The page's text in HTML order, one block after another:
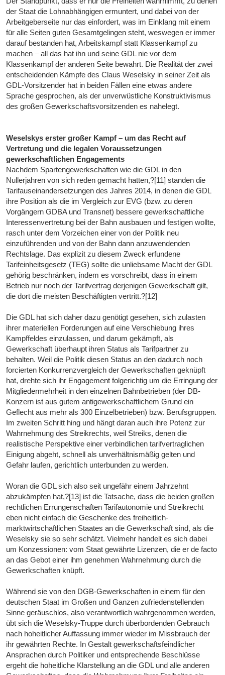
der Staat die Lohnabhängigen ermuntert, und dabei von der
Arbeitgeberseite nur das einfordert, was im Einklang mit einem
für alle Seiten guten Gesamtgelingen steht, weswegen er immer
darauf bestanden hat, Arbeitskampf statt Klassenkampf zu
machen – all das hat ihn und seine GDL nie vor dem
Klassenkampf der anderen Seite bewahrt. Die Realität der zwei
entscheidenden Kämpfe des Claus Weselsky in seiner Zeit als
GDL-Vorsitzender hat in beiden Fällen eine etwas andere
Sprache gesprochen, als der unverwüstliche Konstruktivismus
des großen Gewerkschaftsvorsitzenden es nahelegt.
Weselskys erster großer Kampf – um das Recht auf
Vertretung und die legalen Voraussetzungen
gewerkschaftlichen Engagements
Nachdem Spartengewerkschaften wie die GDL in den
Nullerjahren von sich reden gemacht hatten,?[11] standen die
Tarifauseinandersetzungen des Jahres 2014, in denen die GDL
ihre Position als die im Vergleich zur EVG (bzw. zu deren
Vorgängern GDBA und Transnet) bessere gewerkschaftliche
Interessenvertretung bei der Bahn ausbauen und festigen wollte,
rasch unter dem Vorzeichen einer von der Politik neu
einzuführenden und von der Bahn dann anzuwendenden
Rechtslage. Das explizit zu diesem Zweck erfundene
Tarifeinheitsgesetz (TEG) sollte die unliebsame Macht der GDL
gehörig beschränken, indem es vorschreibt, dass in einem
Betrieb nur noch der Tarifvertrag derjenigen Gewerkschaft gilt,
die dort die meisten Beschäftigten vertritt.?[12]
Die GDL hat sich daher dazu genötigt gesehen, sich zulasten
ihrer materiellen Forderungen auf eine Verschiebung ihres
Kampffeldes einzulassen, und darum gekämpft, als
Gewerkschaft überhaupt ihren Status als Tarifpartner zu
behalten. Weil die Politik diesen Status an den dadurch noch
forcierten Konkurrenzvergleich der Gewerkschaften geknüpft
hat, drehte sich ihr Engagement folgerichtig um die Erringung der
Mitgliedermehrheit in den einzelnen Bahnbetrieben (der DB-
Konzern ist aus gutem antigewerkschaftlichem Grund ein
Geflecht aus mehr als 300 Einzelbetrieben) bzw. Berufsgruppen.
Im zweiten Schritt hing und hängt daran auch ihre Potenz zur
Wahrnehmung des Streikrechts, weil Streiks, denen die
realistische Perspektive einer verbindlichen tarifvertraglichen
Einigung abgeht, schnell als unverhältnismäßig gelten und
Gefahr laufen, gerichtlich unterbunden zu werden.
Woran die GDL sich also seit ungefähr einem Jahrzehnt
abzukämpfen hat,?[13] ist die Tatsache, dass die beiden großen
rechtlichen Errungenschaften Tarifautonomie und Streikrecht
eben nicht einfach die Geschenke des freiheitlich-
marktwirtschaftlichen Staates an die Gewerkschaft sind, als die
Weselsky sie so sehr schätzt. Vielmehr handelt es sich dabei
um Konzessionen: vom Staat gewährte Lizenzen, die er de facto
an das Gebot einer ihm genehmen Wahrnehmung durch die
Gewerkschaften knüpft.
Während sie von den DGB-Gewerkschaften in einem für den
deutschen Staat im Großen und Ganzen zufriedenstellenden
Sinne geräuschlos, also verantwortlich wahrgenommen werden,
übt sich die Weselsky-Truppe durch überbordenden Gebrauch
nach hoheitlicher Auffassung immer wieder im Missbrauch der
ihr gewährten Rechte. In Gestalt gewerkschaftsfeindlicher
Ansprachen durch Politiker und entsprechende Beschlüsse
ergeht die hoheitliche Klarstellung an die GDL und alle anderen